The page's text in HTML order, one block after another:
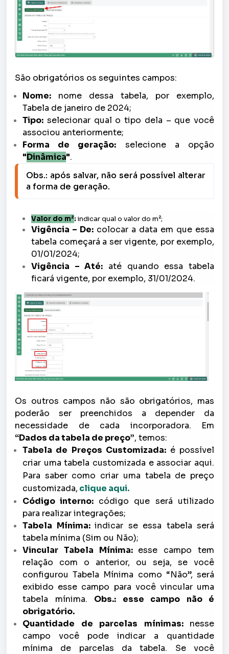
São obrigatórios os seguintes campos:
Nome: nome dessa tabela, por exemplo,
Tabela de janeiro de 2024;
Tipo: selecionar qual o tipo dela – que você
associou anteriormente;
Forma de geração: selecione a opção
"Dinâmica".
Obs.: após salvar, não será possível alterar
a forma de geração.
Valor do m²: indicar qual o valor do m²;
Vigência – De: colocar a data em que essa
tabela começará a ser vigente, por exemplo,
01/01/2024;
Vigência – Até: até quando essa tabela
ficará vigente, por exemplo, 31/01/2024.
Os outros campos não são obrigatórios, mas
poderão ser preenchidos a depender da
necessidade de cada incorporadora. Em
“Dados da tabela de preço”, temos:
Tabela de Preços Customizada: é possível
criar uma tabela customizada e associar aqui.
Para saber como criar uma tabela de preço
customizada, clique aqui.
Código interno: código que será utilizado
para realizar integrações;
Tabela Mínima: indicar se essa tabela será
tabela mínima (Sim ou Não);
Vincular Tabela Mínima: esse campo tem
relação com o anterior, ou seja, se você
configurou Tabela Mínima como “Não”, será
exibido esse campo para você vincular uma
tabela mínima. Obs.: esse campo não é
obrigatório.
Quantidade de parcelas mínimas: nesse
campo você pode indicar a quantidade
mínima de parcelas da tabela. Se você